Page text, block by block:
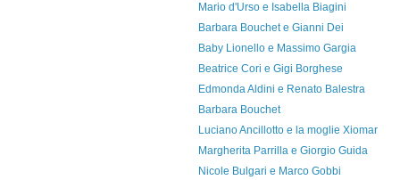
Mario d'Urso e Isabella Biagini
Barbara Bouchet e Gianni Dei
Baby Lionello e Massimo Gargia
Beatrice Cori e Gigi Borghese
Edmonda Aldini e Renato Balestra
Barbara Bouchet
Luciano Ancillotto e la moglie Xiomar
Margherita Parrilla e Giorgio Guida
Nicole Bulgari e Marco Gobbi